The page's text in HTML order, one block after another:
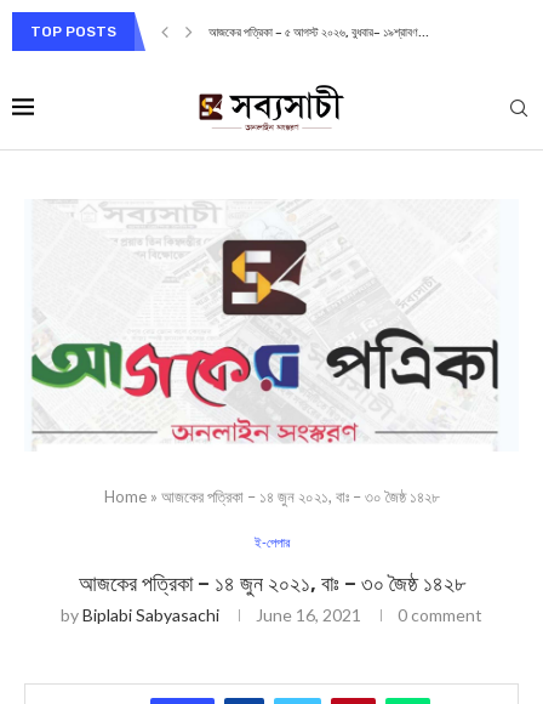
TOP POSTS আজকের পত্রিকা – ৫ আগস্ট ২০২৬, বুধবার– ১৯শ্রাবণ...
Home» আজকের পত্রিকা – ১৪ জুন ২০২১, বাঃ – ৩০ জৈষ্ঠ ১৪২৮
ই-পেপার
আজকের পত্রিকা – ১৪ জুন ২০২১, বাঃ – ৩০ জৈষ্ঠ ১৪২৮
byBiplabi Sabyasachi June 16, 2021 0 comment